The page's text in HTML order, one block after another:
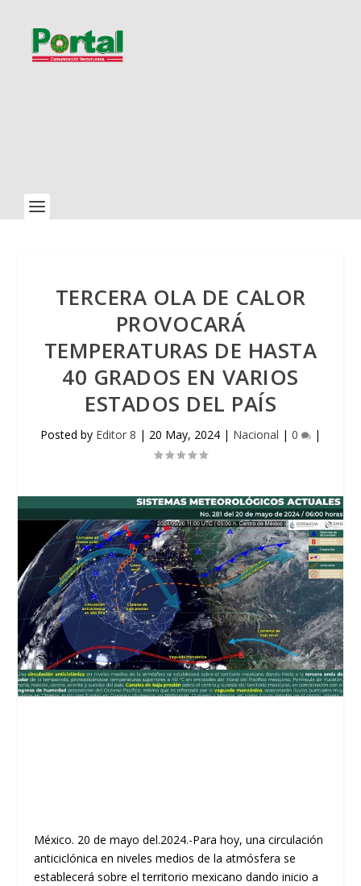
TERCERA OLA DE CALOR
PROVOCARÁ
TEMPERATURAS DE HASTA
40 GRADOS EN VARIOS
ESTADOS DEL PAÍS
Posted by Editor 8 | 20 May, 2024 | Nacional | 0 |
México. 20 de mayo del.2024.-Para hoy, una circulación
anticiclónica en niveles medios de la atmósfera se
establecerá sobre el territorio mexicano dando inicio a